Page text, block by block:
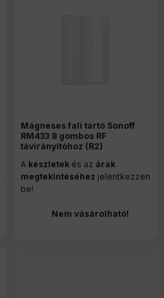
Mágneses fali tartó Sonoff
RM433 8 gombos RF
távirányítóhoz (R2)
A készletek és az árak
megtekintéséhez jelentkezzen
be!
Nem vásárolható!